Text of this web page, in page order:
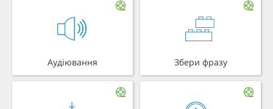
Аудіювання Збери фразу